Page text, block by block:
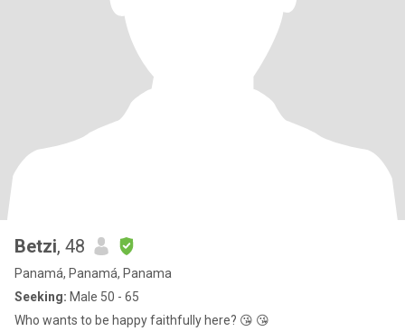
Betzi, 48
Panamá, Panamá, Panama
Seeking: Male 50 - 65
Who wants to be happy faithfully here? 😘 😘